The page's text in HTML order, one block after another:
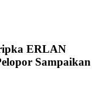
ERLAN
Sampaikan